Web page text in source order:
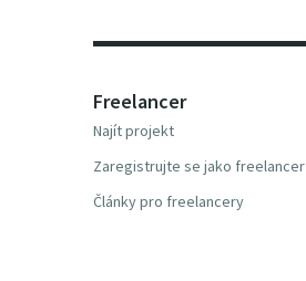
Freelancer
Najít projekt
Zaregistrujte se jako freelancer
Články pro freelancery